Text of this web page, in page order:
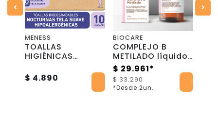
MENESS
TOALLAS
HIGIÉNICAS
BIODEGRADABLES
- 10 Un - MeNess
$ 4.890
BIOCARE
COMPLEJO B
METILADO líquido
- 15mL
$ 29.961*
$ 33.290
*Desde 2un.